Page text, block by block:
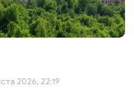
2026, 22:19